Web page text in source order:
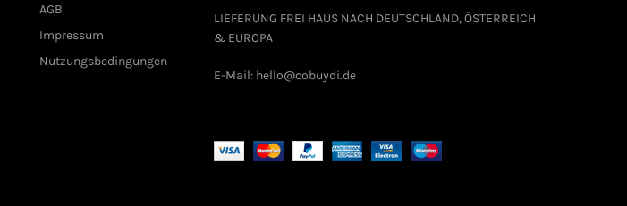
AGB
Impressum
Nutzungsbedingungen
LIEFERUNG FREI HAUS NACH DEUTSCHLAND, ÖSTERREICH
& EUROPA
E-Mail: hello@cobuydi.de